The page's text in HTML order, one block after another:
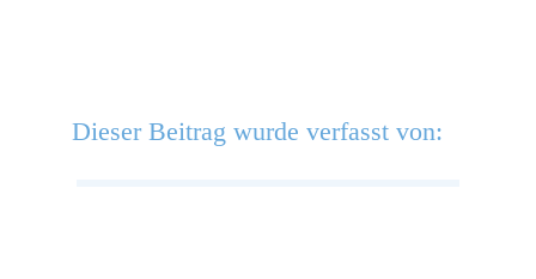
Dieser Beitrag wurde verfasst von: